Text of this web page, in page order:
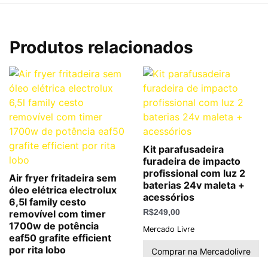
Produtos relacionados
Air fryer fritadeira sem
óleo elétrica electrolux
6,5l family cesto
removível com timer
1700w de potência
eaf50 grafite efficient
por rita lobo
Kit parafusadeira
furadeira de impacto
profissional com luz 2
baterias 24v maleta +
acessórios
R$249,00
Mercado Livre
Comprar na Mercadolivre